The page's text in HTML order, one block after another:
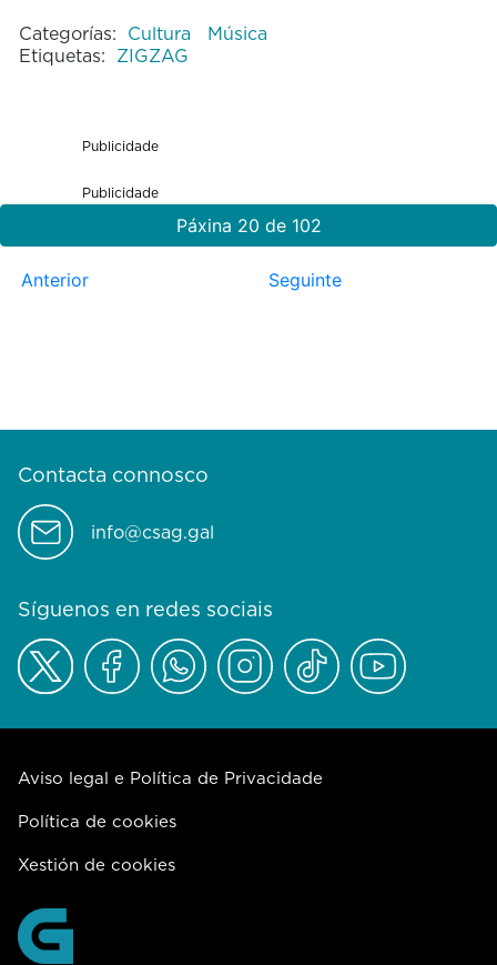
Categorías: Cultura
Música
Etiquetas: ZIGZAG
Publicidade
Publicidade
Páxina 20 de 102
Anterior Seguinte
Contacta connosco
info@csag.gal
Síguenos en redes sociais
Aviso legal e Política de Privacidade
Política de cookies
Xestión de cookies